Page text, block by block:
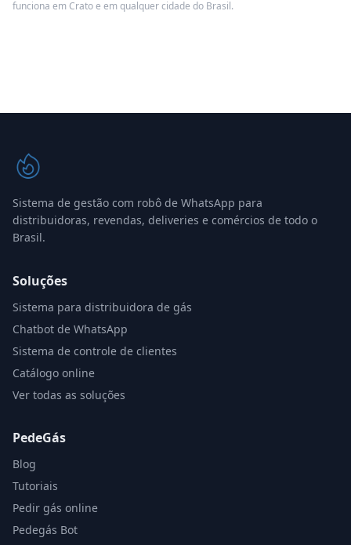
funciona em Crato e em qualquer cidade do Brasil.
Sistema de gestão com robô de WhatsApp para
distribuidoras, revendas, deliveries e comércios de todo o
Brasil.
Soluções
Sistema para distribuidora de gás
Chatbot de WhatsApp
Sistema de controle de clientes
Catálogo online
Ver todas as soluções
PedeGás
Blog
Tutoriais
Pedir gás online
Pedegás Bot